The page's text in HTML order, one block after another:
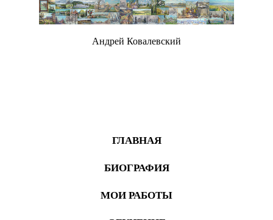
Андрей Ковалевский
ГЛАВНАЯ
БИОГРАФИЯ
МОИ РАБОТЫ